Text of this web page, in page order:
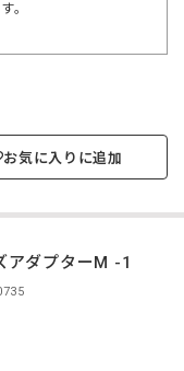
。
お気に入りに追加
アダプターM -1